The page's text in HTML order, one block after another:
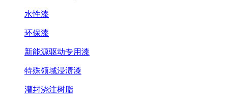
水性漆
环保漆
新能源驱动专用漆
特殊领域浸渍漆
灌封浇注树脂